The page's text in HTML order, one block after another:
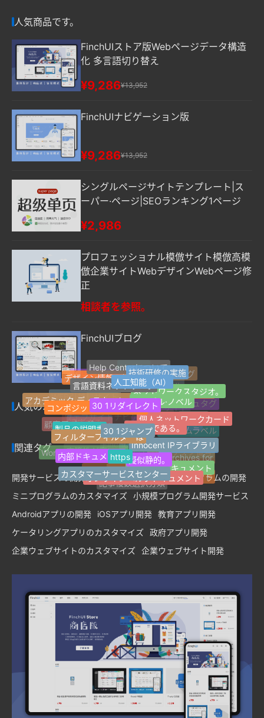
人気商品です。
FinchUIストア版Webページデータ構造
化 多言語切り替え
¥9,286¥13,952
FinchUIナビゲーション版
¥9,286¥13,952
シングルページサイトテンプレート|ス
ーパー·ページ|SEOランキング1ページ
¥2,986
プロフェッショナル模倣サイト模倣高模
倣企業サイトWebデザインWebページ修
正
相談者を参照。
FinchUIブログ
¥4,619
人気のハッシュタグ
Z-blogPHP
FinchUI
ウェブサイトナビゲーション
1ページのウェブサイト
Z-Blogプラグイン
マイクロパブリック番号
開発サービスの開発
カスタムサービス
応答性が高い。
適応する。
Jquery
ブログサイト最新のラベル
人気のハッシュタグ
ランダムラベル
Tag Archives for
AIライティングアシスタント
記事複数選択分類
その他の分類
Word Pressプラグイン
顧客用プラグイン
WEB引越しサイト
ウェブサイト情報
favicon
ウェブサイトタグ
サムネール画像
jQuery
Safariブラウザ
オープン·ドキュメント
オンラインヘルプドキュメント
カスタマーサービスセンター
内部ドキュメント
製品の説明書
アカデミック·ディスカッション
デザイン情報の提供
Help Centerについて
技術研修の実施
ネットワークスタジオ。
個人ネットワークカード
Innocent IPライブラリ
擬似静的。
https
フィルターフィルターは
コンポジットネットワーク
言語資料ネットワーク
人工知能（AI）
シングル·ノベル
良い本である。
30 1ジャンプ
30 1リダイレクト
関連タグ
開発サービスの開発 カスタムサービス ミニプログラムの開発
ミニプログラムのカスタマイズ 小規模プログラム開発サービス
Androidアプリの開発
iOSアプリ開発 教育アプリ開発
ケータリングアプリのカスタマイズ 政府アプリ開発
企業ウェブサイトのカスタマイズ 企業ウェブサイト開発